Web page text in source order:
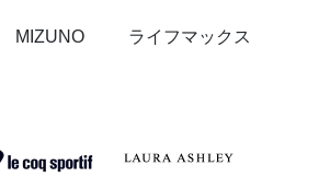
MIZUNO ライフマックス